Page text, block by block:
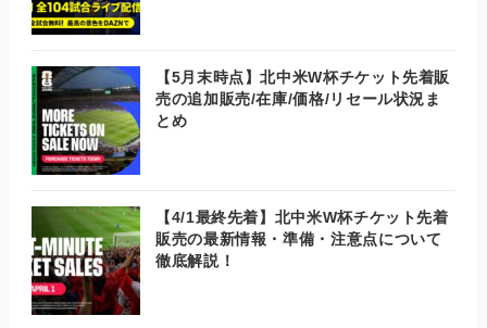
【5月末時点】北中米W杯チケット先着販
売の追加販売/在庫/価格/リセール状況ま
とめ
【4/1最終先着】北中米W杯チケット先着
販売の最新情報・準備・注意点について
徹底解説！